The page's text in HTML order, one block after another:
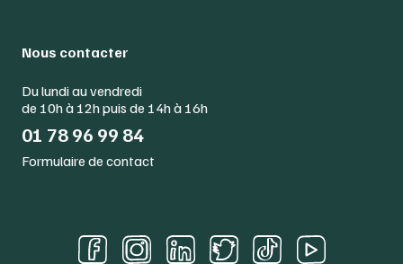
Nous contacter
Du lundi au vendredi
de 10h à 12h puis de 14h à 16h
01 78 96 99 84
Formulaire de contact